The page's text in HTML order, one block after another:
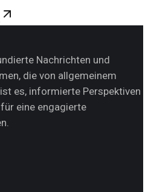
Nachrichten und
die von allgemeinem
es, informierte Perspektiven
eine engagierte